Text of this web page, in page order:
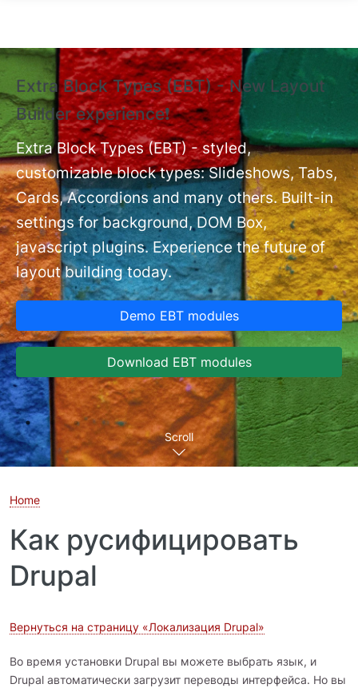
Extra Block Types (EBT) - New Layout
Builder experience❗
Extra Block Types (EBT) - styled,
customizable block types: Slideshows, Tabs,
Cards, Accordions and many others. Built-in
settings for background, DOM Box,
javascript plugins. Experience the future of
layout building today.
Demo EBT modules
Download EBT modules
Scroll
Home
Как русифицировать
Drupal
Вернуться на страницу «Локализация Drupal»
Во время установки Drupal вы можете выбрать язык, и
Drupal автоматически загрузит переводы интерфейса. Но вы